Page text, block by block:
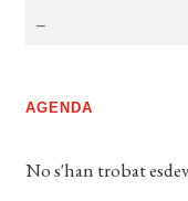
AGENDA
No s'han trobat